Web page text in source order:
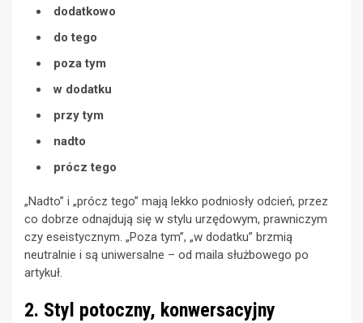
dodatkowo
do tego
poza tym
w dodatku
przy tym
nadto
prócz tego
„Nadto” i „prócz tego” mają lekko podniosły odcień, przez
co dobrze odnajdują się w stylu urzędowym, prawniczym
czy eseistycznym. „Poza tym”, „w dodatku” brzmią
neutralnie i są uniwersalne – od maila służbowego po
artykuł.
2. Styl potoczny, konwersacyjny